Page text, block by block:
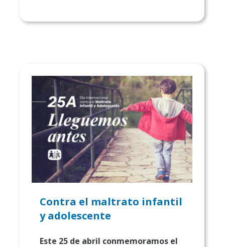
Contra el maltrato infantil
y adolescente
Este 25 de abril conmemoramos el